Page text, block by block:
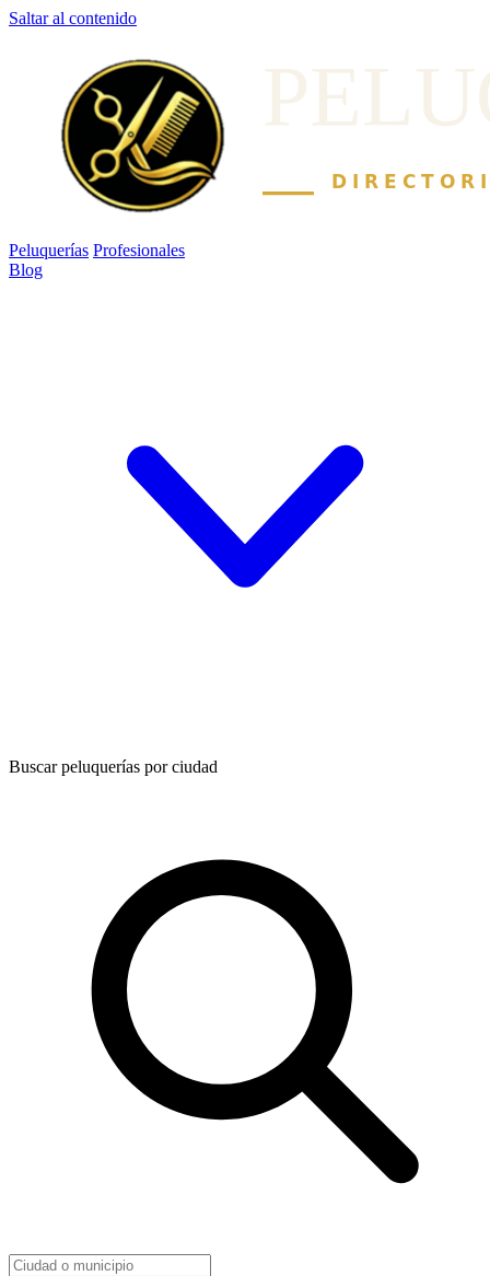
Saltar al contenido
Peluquerías Profesionales
Blog
Buscar peluquerías por ciudad